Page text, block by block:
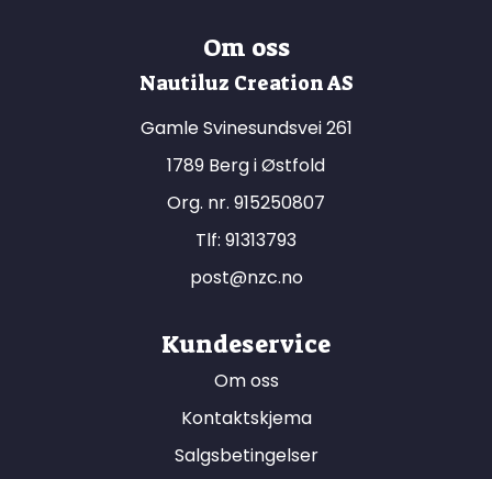
Om oss
Nautiluz Creation AS
Gamle Svinesundsvei 261
1789 Berg i Østfold
Org. nr. 915250807
Tlf: 91313793
post@nzc.no
Kundeservice
Om oss
Kontaktskjema
Salgsbetingelser